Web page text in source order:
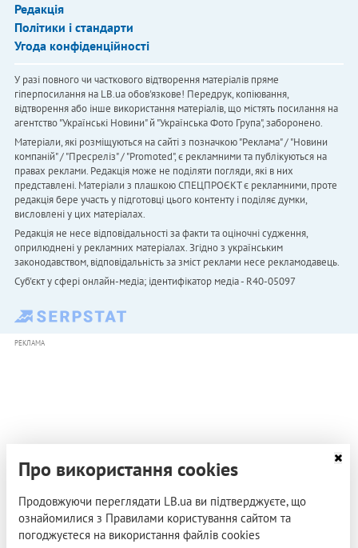
Редакція
Політики і стандарти
Угода конфіденційності
У разі повного чи часткового відтворення матеріалів пряме
гіперпосилання на LB.ua обов'язкове! Передрук, копіювання,
відтворення або інше використання матеріалів, що містять посилання на
агентство "Українськi Новини" й "Українська Фото Група", заборонено.
Матеріали, які розміщуються на сайті з позначкою "Реклама" / "Новини
компаній" / "Пресреліз" / "Promoted", є рекламними та публікуються на
правах реклами. Редакція може не поділяти погляди, які в них
представлені. Матеріали з плашкою СПЕЦПРОЄКТ є рекламними, проте
редакція бере участь у підготовці цього контенту і поділяє думки,
висловлені у цих матеріалах.
Редакція не несе відповідальності за факти та оціночні судження,
оприлюднені у рекламних матеріалах. Згідно з українським
законодавством, відповідальність за зміст реклами несе рекламодавець.
Cуб'єкт у сфері онлайн-медіа; ідентифікатор медіа - R40-05097
РЕКЛАМА
Про використання cookies
Продовжуючи переглядати LB.ua ви підтверджуєте, що
ознайомилися з Правилами користування сайтом та
погоджуєтеся на використання файлів cookies